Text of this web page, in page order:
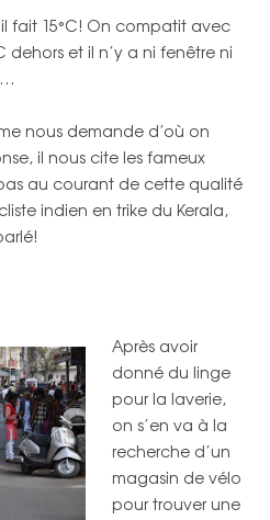
fait 15°C! On compatit avec
dehors et il n’y a ni fenêtre ni
nous demande d’où on
il nous cite les fameux
au courant de cette qualité
indien en trike du Kerala,
Après avoir
donné du linge
pour la laverie,
on s’en va à la
recherche d’un
magasin de vélo
pour trouver une